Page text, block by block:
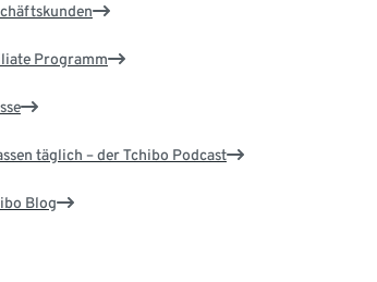
Programm
täglich – der Tchibo Podcast
Blog